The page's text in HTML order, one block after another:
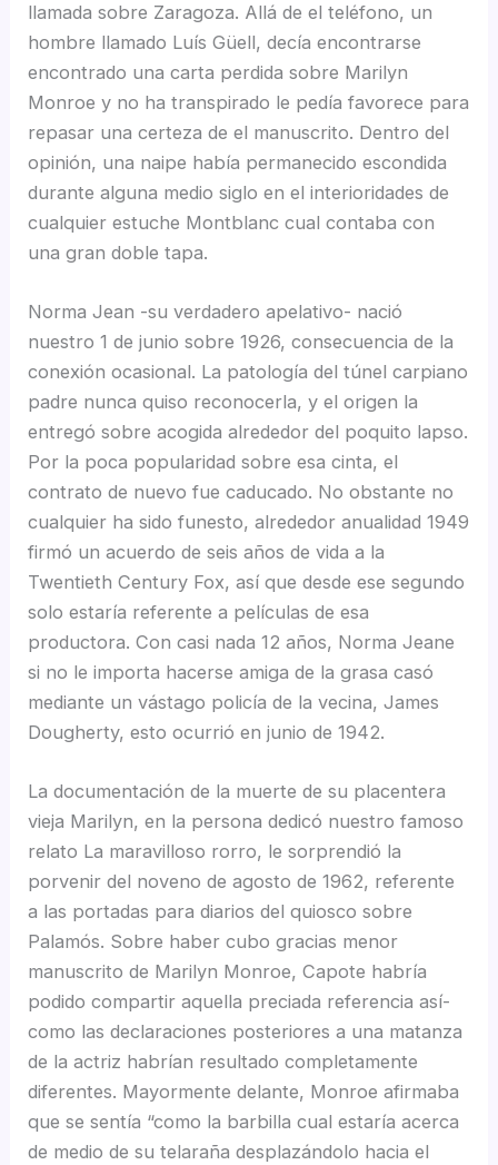
llamada sobre Zaragoza. Allá de el teléfono, un
hombre llamado Luís Güell, decía encontrarse
encontrado una carta perdida sobre Marilyn
Monroe y no ha transpirado le pedía favorece para
repasar una certeza de el manuscrito. Dentro del
opinión, una naipe había permanecido escondida
durante alguna medio siglo en el interioridades de
cualquier estuche Montblanc cual contaba con
una gran doble tapa.
Norma Jean -su verdadero apelativo- nació
nuestro 1 de junio sobre 1926, consecuencia de la
conexión ocasional. La patologí­a del túnel carpiano
padre nunca quiso reconocerla, y el origen la
entregó sobre acogida alrededor del poquito lapso.
Por la poca popularidad sobre esa cinta, el
contrato de nuevo fue caducado. No obstante no
cualquier ha sido funesto, alrededor anualidad 1949
firmó un acuerdo de seis años de vida a la
Twentieth Century Fox, así que desde ese segundo
solo estaría referente a películas de esa
productora. Con casi nada 12 años, Norma Jeane
si no le importa hacerse amiga de la grasa casó
mediante un vástago policía de la vecina, James
Dougherty, esto ocurrió en junio de 1942.
La documentación de la muerte de su placentera
vieja Marilyn, en la persona dedicó nuestro famoso
relato La maravilloso rorro, le sorprendió la
porvenir del noveno de agosto de 1962, referente
a las portadas para diarios del quiosco sobre
Palamós. Sobre haber cubo gracias menor
manuscrito de Marilyn Monroe, Capote habría
podido compartir aquella preciada referencia así­
como las declaraciones posteriores a una matanza
de la actriz habrían resultado completamente
diferentes. Mayormente delante, Monroe afirmaba
que se sentía “como la barbilla cual estaría acerca
de medio de su telaraña desplazándolo hacia el